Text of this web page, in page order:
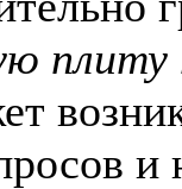
плиту
и